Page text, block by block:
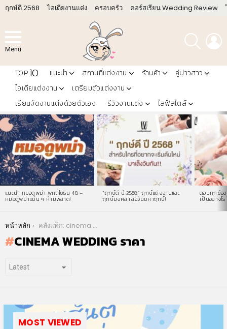
ฤกษ์ดี 2568 ไอเดียงานแต่ง ครอบครัว คอร์สเรียน Wedding Review
Menu
ค้นหา
TOP10 แนะนำ สถานที่แต่งงาน ร้านค้า
คู่บ่าวสาว
ไอเดียแต่งงาน
เตรียมตัวแต่งงาน
เรียนจัดงานแต่งด้วยตัวเอง
รีวิวงานแต่ง ไลฟ์สไตล์
LATEST
STORIES
แนะนำ หมอดูพม่า พหลโยธิน 48 –
หมอดูพม่าแม่น ๆ ห้ามพลาด!
“ฤกษ์ดี ปี 2568” ฤกษ์แต่งงานและ
ฤกษ์มงคล เล็งวันมหาฤกษ์!
ตอบทุกข้อส
เป็นอย่างไร
You are here:
หน้าหลัก คลังแท็ก: cinema wedding ราคา
CINEMA WEDDING ราคา
MOST VIEWED